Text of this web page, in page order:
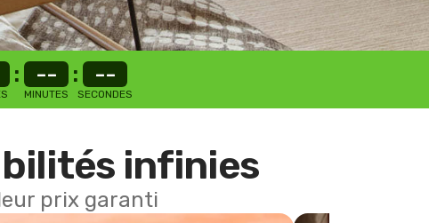
: --
MINUTES
: --
SECONDES
infinies
prix garanti